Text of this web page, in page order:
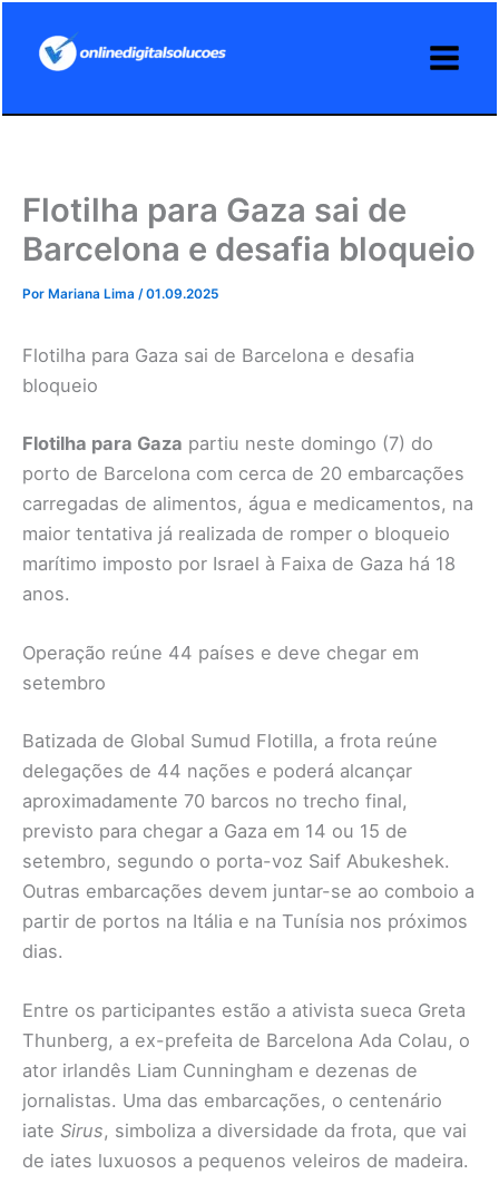
Flotilha para Gaza sai de
Barcelona e desafia bloqueio
Por Mariana Lima /01.09.2025
Flotilha para Gaza sai de Barcelona e desafia
bloqueio
Flotilha para Gaza partiu neste domingo (7) do
porto de Barcelona com cerca de 20 embarcações
carregadas de alimentos, água e medicamentos, na
maior tentativa já realizada de romper o bloqueio
marítimo imposto por Israel à Faixa de Gaza há 18
anos.
Operação reúne 44 países e deve chegar em
setembro
Batizada de Global Sumud Flotilla, a frota reúne
delegações de 44 nações e poderá alcançar
aproximadamente 70 barcos no trecho final,
previsto para chegar a Gaza em 14 ou 15 de
setembro, segundo o porta-voz Saif Abukeshek.
Outras embarcações devem juntar-se ao comboio a
partir de portos na Itália e na Tunísia nos próximos
dias.
Entre os participantes estão a ativista sueca Greta
Thunberg, a ex-prefeita de Barcelona Ada Colau, o
ator irlandês Liam Cunningham e dezenas de
jornalistas. Uma das embarcações, o centenário
iate Sirus, simboliza a diversidade da frota, que vai
de iates luxuosos a pequenos veleiros de madeira.